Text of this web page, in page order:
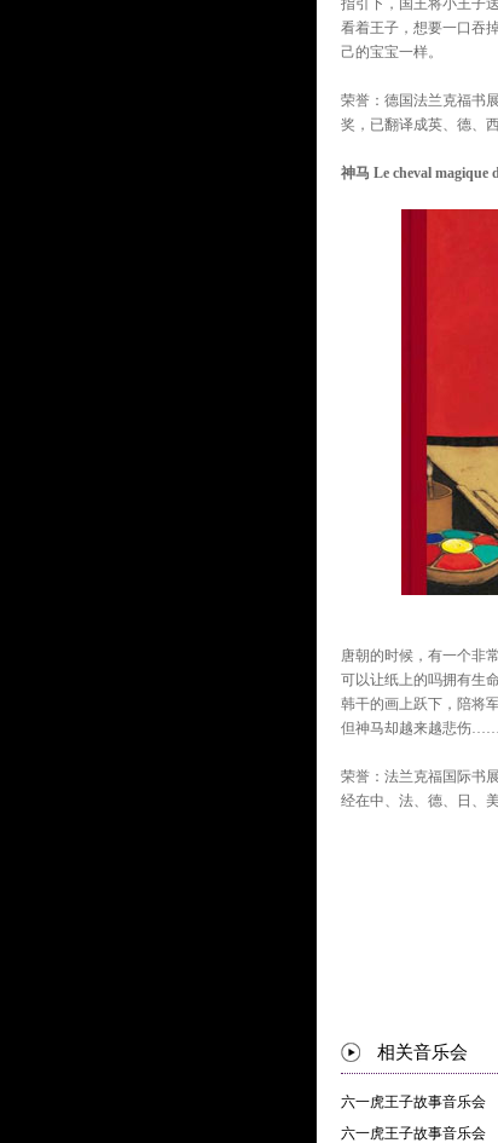
指引下，国王将小王子
看着王子，想要一口吞
己的宝宝一样。
荣誉：德国法兰克福书
奖，已翻译成英、德、
神马 Le cheval magique
唐朝的时候，有一个非
可以让纸上的吗拥有生
韩干的画上跃下，陪将
但神马却越来越悲伤……
荣誉：法兰克福国际书
经在中、法、德、日、
相关音乐会
六一虎王子故事音乐会
六一虎王子故事音乐会